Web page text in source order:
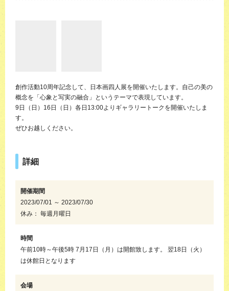
創作活動10周年記念して、日本画四人展を開催いたします。自己の美の
概念を「心象と写実の融合」というテーマで表現しています。
9日（日）16日（日）各日13:00よりギャラリートークを開催いたしま
す。
ぜひお越しください。
詳細
開催期間
2023/07/01 ～ 2023/07/30
休み： 毎週月曜日
時間
午前10時～午後5時 7月17日（月）は開館致します。 翌18日（火）
は休館日となります
会場